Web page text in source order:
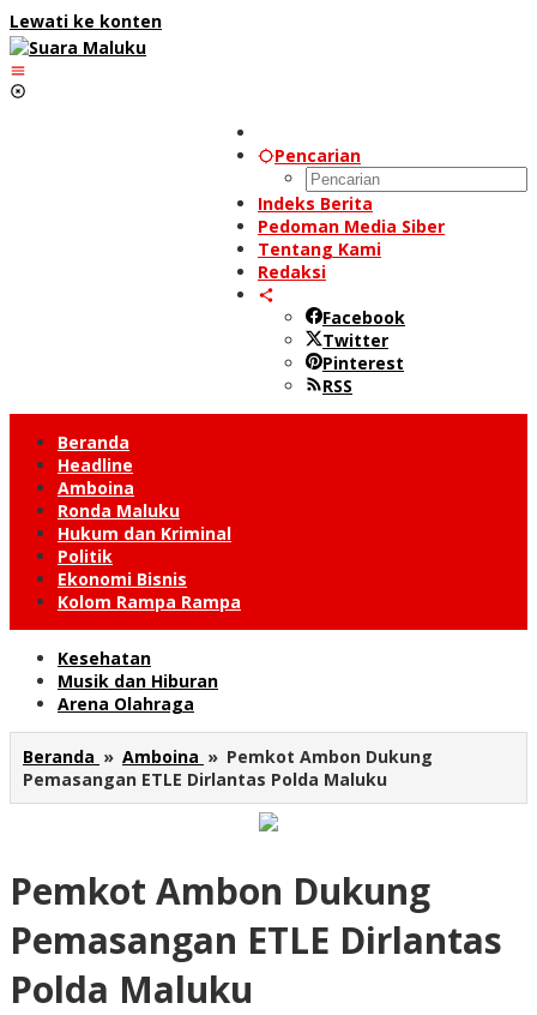
Lewati ke konten
Pencarian
Indeks Berita
Pedoman Media Siber
Tentang Kami
Redaksi
Facebook
Twitter
Pinterest
RSS
Beranda
Headline
Amboina
Ronda Maluku
Hukum dan Kriminal
Politik
Ekonomi Bisnis
Kolom Rampa Rampa
Kesehatan
Musik dan Hiburan
Arena Olahraga
Beranda » Amboina » Pemkot Ambon Dukung
Pemasangan ETLE Dirlantas Polda Maluku
Pemkot Ambon Dukung
Pemasangan ETLE Dirlantas
Polda Maluku